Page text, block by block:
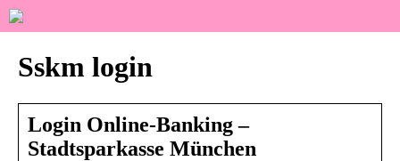
Sskm login
Login Online-Banking –
Stadtsparkasse München